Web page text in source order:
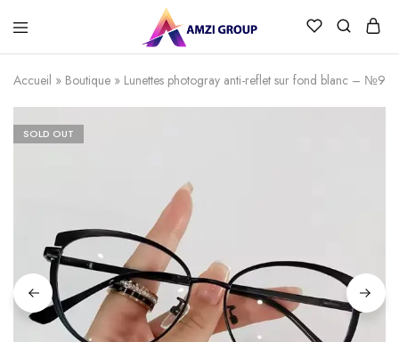
Accueil » Boutique » Lunettes photogray anti-reflet sur fond blanc –
SOLD OUT